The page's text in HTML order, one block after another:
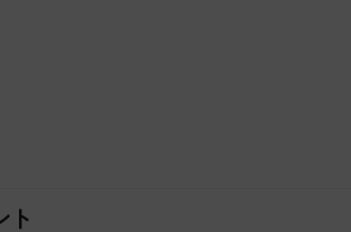
ト